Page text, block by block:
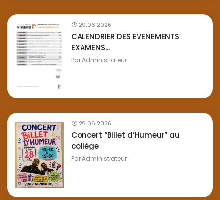
29.06.2026
CALENDRIER DES EVENEMENTS
EXAMENS...
ParAdministrateur
29.06.2026
Concert “Billet d’Humeur” au
collège
ParAdministrateur